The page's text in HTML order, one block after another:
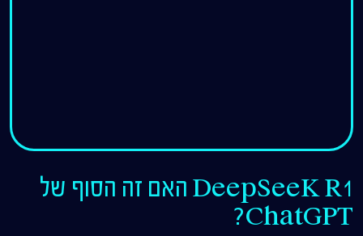
DeepSeeK R1 האם זה הסוף של
ChatGPT?